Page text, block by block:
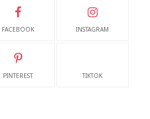
FACEBOOK INSTAGRAM
PINTEREST TIKTOK